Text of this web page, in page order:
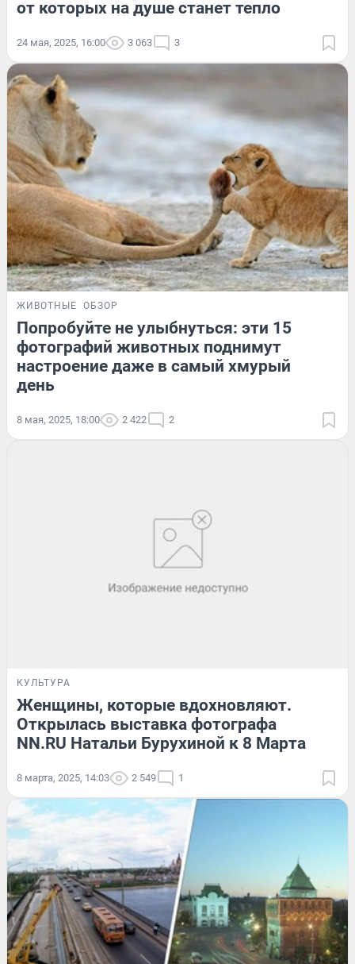
от которых на душе станет тепло
24 мая, 2025, 16:00 3 063 3
ЖИВОТНЫЕ ОБЗОР
Попробуйте не улыбнуться: эти 15
фотографий животных поднимут
настроение даже в самый хмурый
день
8 мая, 2025, 18:00 2 422 2
КУЛЬТУРА
Женщины, которые вдохновляют.
Открылась выставка фотографа
NN.RU Натальи Бурухиной к 8 Марта
8 марта, 2025, 14:03 2 549 1